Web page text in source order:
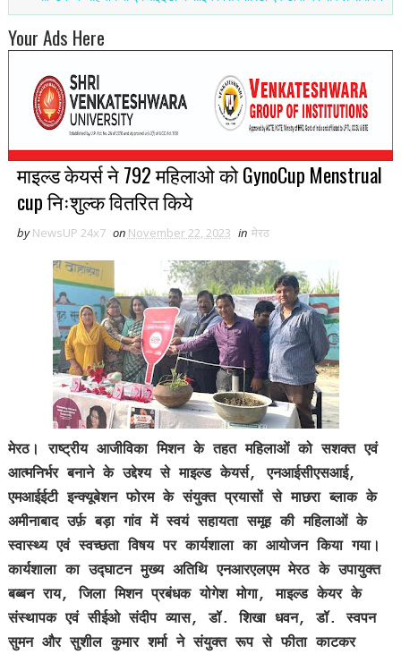
Your Ads Here
माइल्ड केयर्स ने 792 महिलाओ को GynoCup Menstrual
cup निःशुल्क वितरित किये
by NewsUP 24x7 on November 22, 2023 in मेरठ
मेरठ। राष्ट्रीय आजीविका मिशन के तहत महिलाओं को सशक्त एवं
आत्मनिर्भर बनाने के उद्देश्य से माइल्ड केयर्स, एनआईसीएसआई,
एमआईईटी इन्क्यूबेशन फोरम के संयुक्त प्रयासों से माछरा ब्लाक के
अमीनाबाद उर्फ़ बड़ा गांव में स्वयं सहायता समूह की महिलाओं के
स्वास्थ्य एवं स्वच्छता विषय पर कार्यशाला का आयोजन किया गया।
कार्यशाला का उद्घाटन मुख्य अतिथि एनआरएलएम मेरठ के उपायुक्त
बब्बन राय, जिला मिशन प्रबंधक योगेश मोगा, माइल्ड केयर के
संस्थापक एवं सीईओ संदीप व्यास, डॉ. शिखा धवन, डॉ. स्वपन
सुमन और सुशील कुमार शर्मा ने संयुक्त रूप से फीता काटकर